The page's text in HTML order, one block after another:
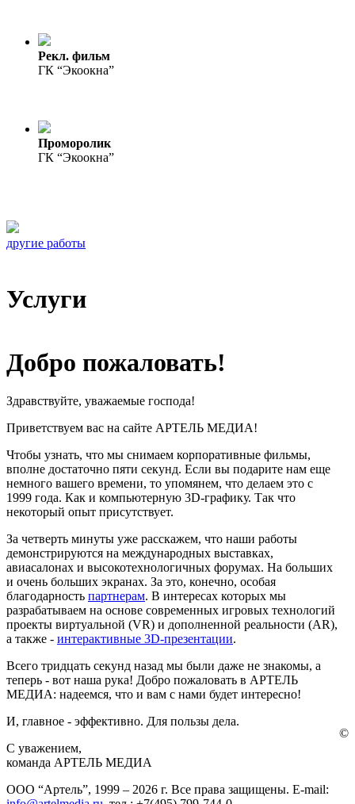
Рекл. фильм
ГК “Экоокна”
Проморолик
ГК “Экоокна”
другие работы
Услуги
Добро пожаловать!
Здравствуйте, уважаемые господа!
Приветствуем вас на сайте АРТЕЛЬ МЕДИА!
Чтобы узнать, что мы снимаем корпоративные фильмы,
вполне достаточно пяти секунд. Если вы подарите нам еще
немного вашего времени, то упомянем, что делаем это с
1999 года. Как и компьютерную 3D-графику. Так что
некоторый опыт присутствует.
За четверть минуты уже расскажем, что наши работы
демонстрируются на международных выставках,
авиасалонах и высокотехнологичных форумах. На больших
и очень больших экранах. За это, конечно, особая
благодарность партнерам. В интересах которых мы
разрабатываем на основе современных игровых технологий
проекты виртуальной (VR) и дополненной реальности (AR),
а также - интерактивные 3D-презентации.
Всего тридцать секунд назад мы были даже не знакомы, а
теперь - вот наша рука! Добро пожаловать в АРТЕЛЬ
МЕДИА: надеемся, что и вам с нами будет интересно!
И, главное - эффективно. Для пользы дела.
С уважением,
команда АРТЕЛЬ МЕДИА
©
ООО “Артель”, 1999 – 2026 г. Все права защищены. E-mail: